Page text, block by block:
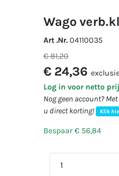
wago
Art .Nr. 04110035
€ 81,20
€ 24,36
Log in voor netto
Nog geen account?
u direct korting!
Klik
Bespaar € 56,84